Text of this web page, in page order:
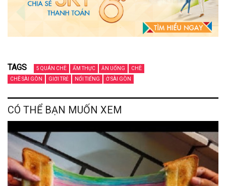
TAGS 5 QUÁN CHÈ ẨM THỰC ĂN UỐNG
CHÈ
CHÈ SÀI GÒN
GIỚI TRẺ NỔI TIẾNG Ở SÀI GÒN
CÓ THỂ BẠN MUỐN XEM